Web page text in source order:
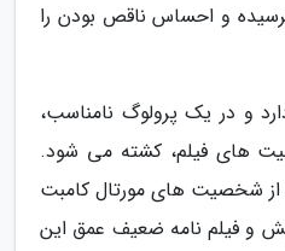
و احساس ناقص بودن را
و در یک پرولوگ نامناسب،
های فیلم، کشته می شود.
از شخصیت های مورتال کامبت
و فیلم نامه ضعیف عمق این